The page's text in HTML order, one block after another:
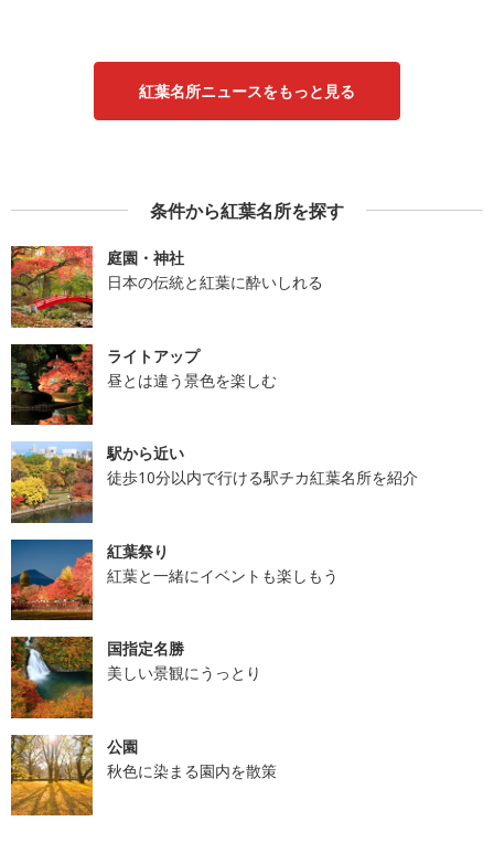
紅葉名所ニュースをもっと見る
条件から紅葉名所を探す
庭園・神社
日本の伝統と紅葉に酔いしれる
ライトアップ
昼とは違う景色を楽しむ
駅から近い
徒歩10分以内で行ける駅チカ紅葉名所を紹介
紅葉祭り
紅葉と一緒にイベントも楽しもう
国指定名勝
美しい景観にうっとり
公園
秋色に染まる園内を散策